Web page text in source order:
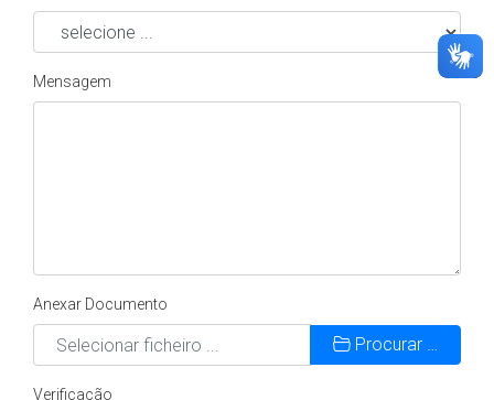
Mensagem
Anexar Documento
Procurar …
Verificação